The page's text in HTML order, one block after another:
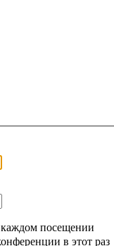
посещении
в этот раз